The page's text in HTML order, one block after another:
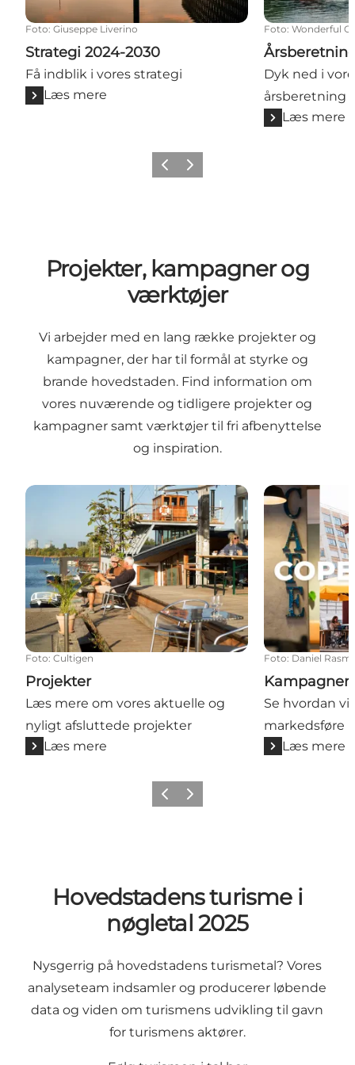
Foto: Giuseppe Liverino
Strategi 2024-2030
Få indblik i vores strategi
Læs mere
Foto: Wonderful
Dyk ned i
årsberetning
Læs mere
ForrigeNæste
Projekter, kampagner og
værktøjer
Vi arbejder med en lang række projekter og
kampagner, der har til formål at styrke og
brande hovedstaden. Find information om
vores nuværende og tidligere projekter og
kampagner samt værktøjer til fri afbenyttelse
og inspiration.
Projekter
Foto: Cultigen
Projekter
Læs mere om vores aktuelle og
nyligt afsluttede projekter
Læs mere
Kampagner
Foto: Daniel
Kampagner
Se hvordan
markedsføre
Læs mere
ForrigeNæste
Hovedstadens turisme i
nøgletal 2025
Nysgerrig på hovedstadens turismetal? Vores
analyseteam indsamler og producerer løbende
data og viden om turismens udvikling til gavn
for turismens aktører.